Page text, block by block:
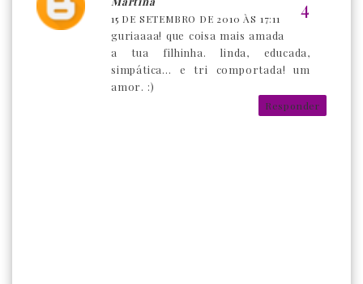
15 DE SETEMBRO DE 2010 ÀS 17:11
guriaaaa! que coisa mais amada
a tua filhinha. linda, educada,
simpática... e tri comportada! um
amor. :)
Responder